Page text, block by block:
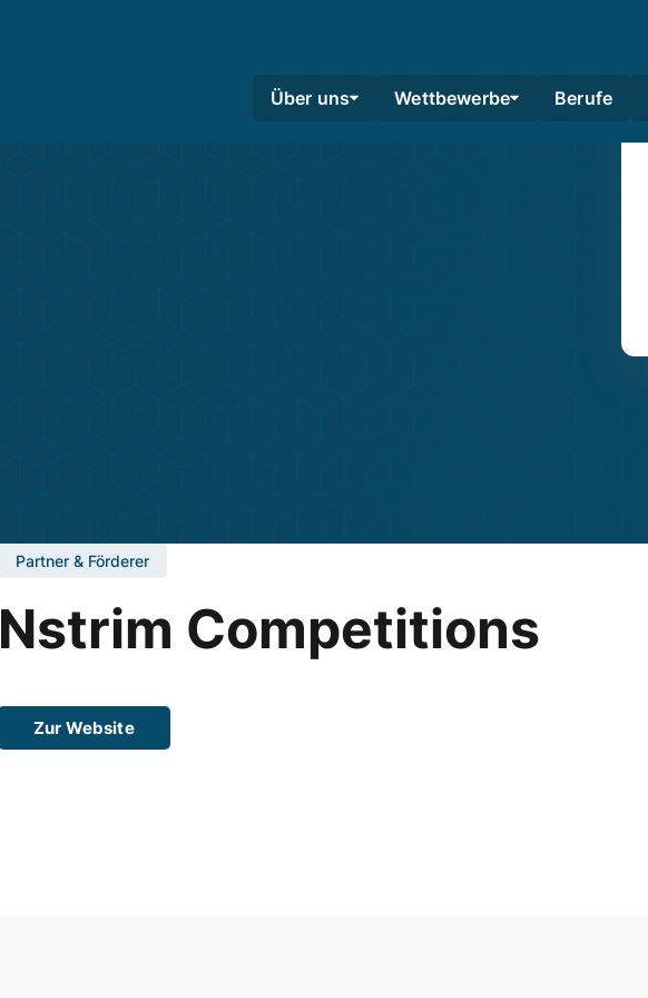
Über uns Wettbewerbe Berufe
Partner & Förderer
Nstrim Competitions
Zur Website